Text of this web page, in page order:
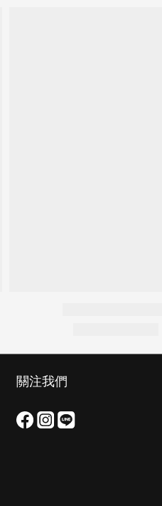
關注我們